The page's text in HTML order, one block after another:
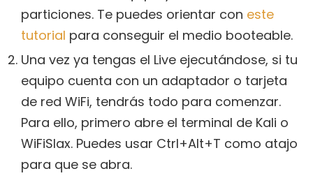
particiones. Te puedes orientar con este
tutorial para conseguir el medio booteable.
Una vez ya tengas el Live ejecutándose, si tu
equipo cuenta con un adaptador o tarjeta
de red WiFi, tendrás todo para comenzar.
Para ello, primero abre el terminal de Kali o
WiFiSlax. Puedes usar Ctrl+Alt+T como atajo
para que se abra.